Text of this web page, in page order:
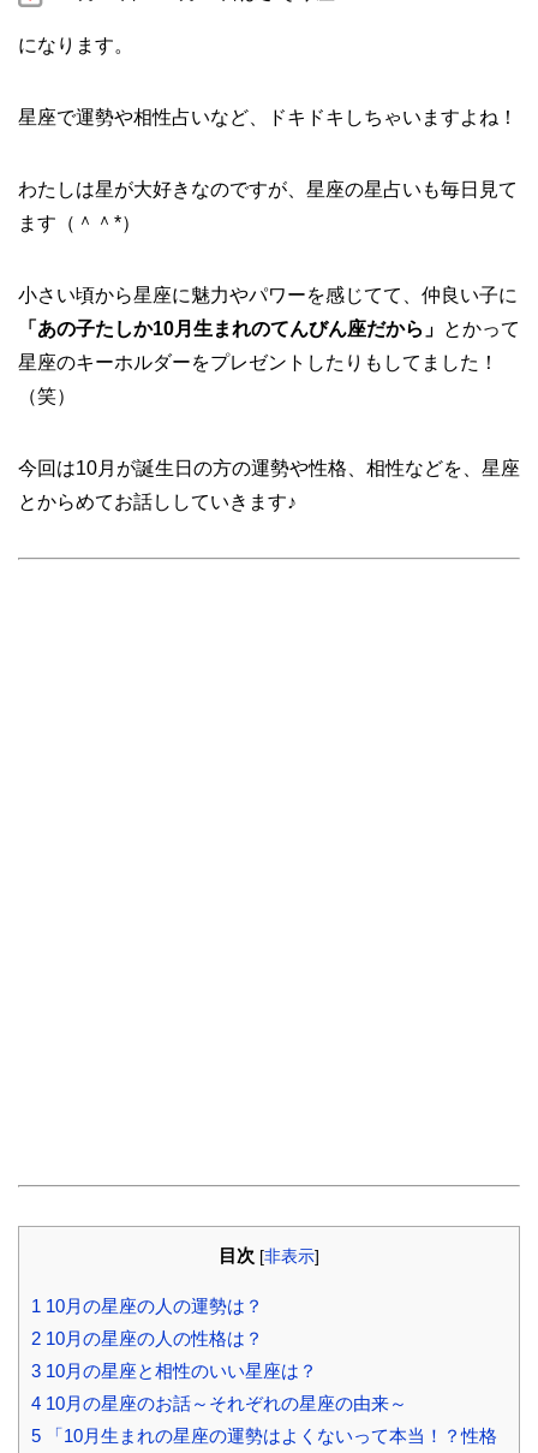
になります。
星座で運勢や相性占いなど、ドキドキしちゃいますよね！
わたしは星が大好きなのですが、星座の星占いも毎日見て
ます（＾＾*）
小さい頃から星座に魅力やパワーを感じてて、仲良い子に
「あの子たしか10月生まれのてんびん座だから」 とかって
星座のキーホルダーをプレゼントしたりもしてました！
（笑）
今回は10月が誕生日の方の運勢や性格、相性などを、星座
とからめてお話ししていきます♪
目次 [非表示]
1 10月の星座の人の運勢は？
2 10月の星座の人の性格は？
3 10月の星座と相性のいい星座は？
4 10月の星座のお話～それぞれの星座の由来～
5 「10月生まれの星座の運勢はよくないって本当！？性格